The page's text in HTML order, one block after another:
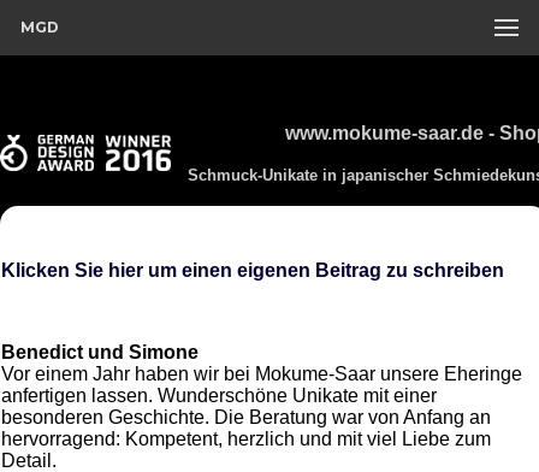
MGD
www.mokume-saar.de -
Schmuck-Unikate in japanischer
Klicken Sie hier um einen eigenen Beitrag zu schreiben
Benedict und Simone
Vor einem Jahr haben wir bei Mokume-Saar unsere Eheringe
anfertigen lassen. Wunderschöne Unikate mit einer
besonderen Geschichte. Die Beratung war von Anfang an
hervorragend: Kompetent, herzlich und mit viel Liebe zum
Detail.